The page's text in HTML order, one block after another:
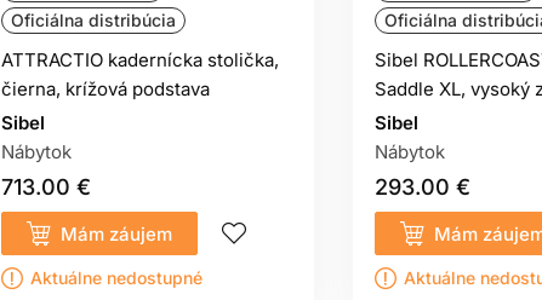
Oficiálna distribúcia
ATTRACTIO kadernícka stolička,
čierna, krížová podstava
Sibel
Nábytok
713.00 €
Mám záujem
Aktuálne nedostupné
Oficiálna
Sibel
Saddle XL, vysoký
Sibel
Nábytok
293.00 €
Mám
Aktuálne